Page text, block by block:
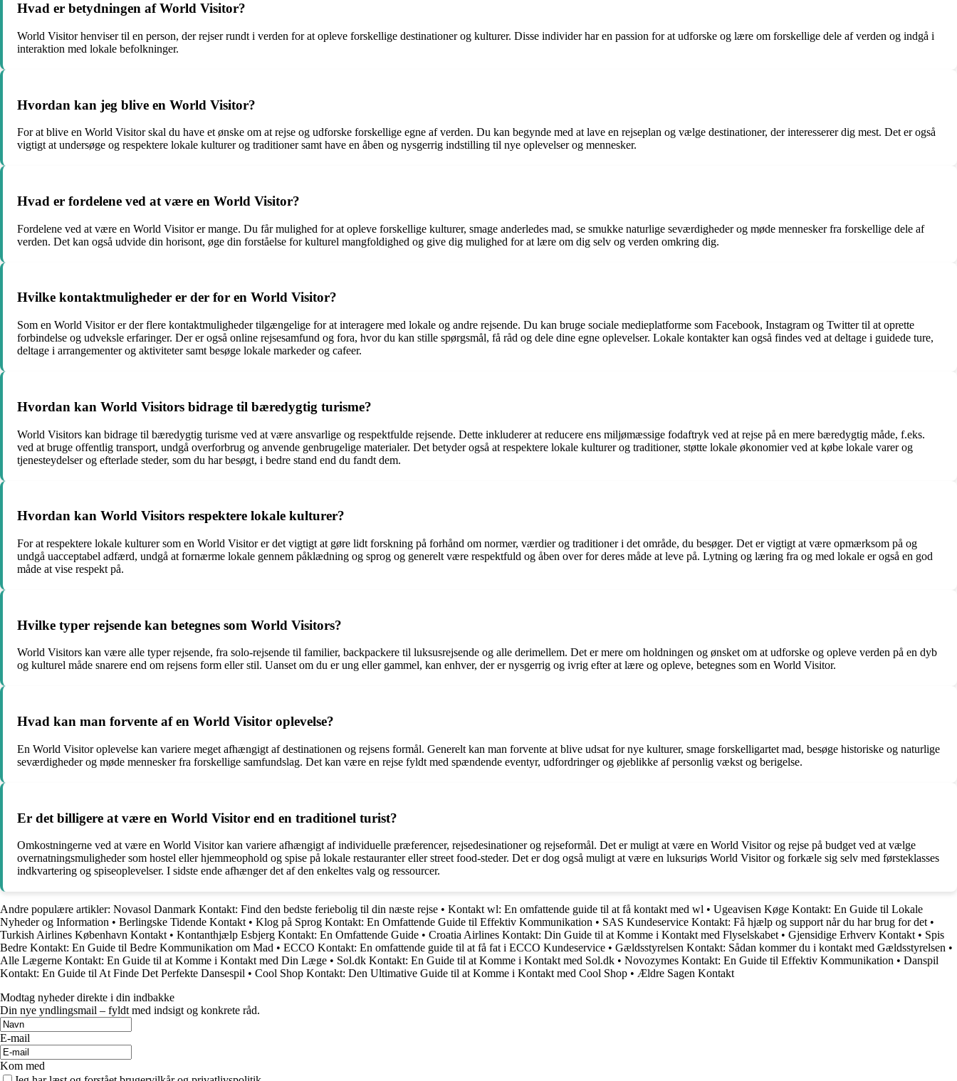
Hvad er betydningen af World Visitor?
World Visitor henviser til en person, der rejser rundt i verden for at opleve forskellige destinationer og kulturer. Disse individer har en passion for at udforske og lære om forskellige dele af verden og indgå i
interaktion med lokale befolkninger.
Hvordan kan jeg blive en World Visitor?
For at blive en World Visitor skal du have et ønske om at rejse og udforske forskellige egne af verden. Du kan begynde med at lave en rejseplan og vælge destinationer, der interesserer dig mest. Det er også
vigtigt at undersøge og respektere lokale kulturer og traditioner samt have en åben og nysgerrig indstilling til nye oplevelser og mennesker.
Hvad er fordelene ved at være en World Visitor?
Fordelene ved at være en World Visitor er mange. Du får mulighed for at opleve forskellige kulturer, smage anderledes mad, se smukke naturlige seværdigheder og møde mennesker fra forskellige dele af
verden. Det kan også udvide din horisont, øge din forståelse for kulturel mangfoldighed og give dig mulighed for at lære om dig selv og verden omkring dig.
Hvilke kontaktmuligheder er der for en World Visitor?
Som en World Visitor er der flere kontaktmuligheder tilgængelige for at interagere med lokale og andre rejsende. Du kan bruge sociale medieplatforme som Facebook, Instagram og Twitter til at oprette
forbindelse og udveksle erfaringer. Der er også online rejsesamfund og fora, hvor du kan stille spørgsmål, få råd og dele dine egne oplevelser. Lokale kontakter kan også findes ved at deltage i guidede ture,
deltage i arrangementer og aktiviteter samt besøge lokale markeder og cafeer.
Hvordan kan World Visitors bidrage til bæredygtig turisme?
World Visitors kan bidrage til bæredygtig turisme ved at være ansvarlige og respektfulde rejsende. Dette inkluderer at reducere ens miljømæssige fodaftryk ved at rejse på en mere bæredygtig måde, f.eks.
ved at bruge offentlig transport, undgå overforbrug og anvende genbrugelige materialer. Det betyder også at respektere lokale kulturer og traditioner, støtte lokale økonomier ved at købe lokale varer og
tjenesteydelser og efterlade steder, som du har besøgt, i bedre stand end du fandt dem.
Hvordan kan World Visitors respektere lokale kulturer?
For at respektere lokale kulturer som en World Visitor er det vigtigt at gøre lidt forskning på forhånd om normer, værdier og traditioner i det område, du besøger. Det er vigtigt at være opmærksom på og
undgå uacceptabel adfærd, undgå at fornærme lokale gennem påklædning og sprog og generelt være respektfuld og åben over for deres måde at leve på. Lytning og læring fra og med lokale er også en god
måde at vise respekt på.
Hvilke typer rejsende kan betegnes som World Visitors?
World Visitors kan være alle typer rejsende, fra solo-rejsende til familier, backpackere til luksusrejsende og alle derimellem. Det er mere om holdningen og ønsket om at udforske og opleve verden på en dyb
og kulturel måde snarere end om rejsens form eller stil. Uanset om du er ung eller gammel, kan enhver, der er nysgerrig og ivrig efter at lære og opleve, betegnes som en World Visitor.
Hvad kan man forvente af en World Visitor oplevelse?
En World Visitor oplevelse kan variere meget afhængigt af destinationen og rejsens formål. Generelt kan man forvente at blive udsat for nye kulturer, smage forskelligartet mad, besøge historiske og naturlige
seværdigheder og møde mennesker fra forskellige samfundslag. Det kan være en rejse fyldt med spændende eventyr, udfordringer og øjeblikke af personlig vækst og berigelse.
Er det billigere at være en World Visitor end en traditionel turist?
Omkostningerne ved at være en World Visitor kan variere afhængigt af individuelle præferencer, rejsedesinationer og rejseformål. Det er muligt at være en World Visitor og rejse på budget ved at vælge
overnatningsmuligheder som hostel eller hjemmeophold og spise på lokale restauranter eller street food-steder. Det er dog også muligt at være en luksuriøs World Visitor og forkæle sig selv med førsteklasses
indkvartering og spiseoplevelser. I sidste ende afhænger det af den enkeltes valg og ressourcer.
Andre populære artikler: Novasol Danmark Kontakt: Find den bedste feriebolig til din næste rejse • Kontakt wl: En omfattende guide til at få kontakt med wl • Ugeavisen Køge Kontakt: En Guide til Lokale
Nyheder og Information • Berlingske Tidende Kontakt • Klog på Sprog Kontakt: En Omfattende Guide til Effektiv Kommunikation • SAS Kundeservice Kontakt: Få hjælp og support når du har brug for det •
Turkish Airlines København Kontakt • Kontanthjælp Esbjerg Kontakt: En Omfattende Guide • Croatia Airlines Kontakt: Din Guide til at Komme i Kontakt med Flyselskabet • Gjensidige Erhverv Kontakt • Spis
Bedre Kontakt: En Guide til Bedre Kommunikation om Mad • ECCO Kontakt: En omfattende guide til at få fat i ECCO Kundeservice • Gældsstyrelsen Kontakt: Sådan kommer du i kontakt med Gældsstyrelsen •
Alle Lægerne Kontakt: En Guide til at Komme i Kontakt med Din Læge • Sol.dk Kontakt: En Guide til at Komme i Kontakt med Sol.dk • Novozymes Kontakt: En Guide til Effektiv Kommunikation • Danspil
Kontakt: En Guide til At Finde Det Perfekte Dansespil • Cool Shop Kontakt: Den Ultimative Guide til at Komme i Kontakt med Cool Shop • Ældre Sagen Kontakt
Modtag nyheder direkte i din indbakke
Din nye yndlingsmail – fyldt med indsigt og konkrete råd.
E-mail
Kom med